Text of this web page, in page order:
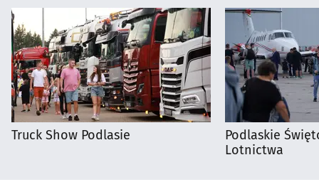
Truck Show Podlasie
Podlaskie
Lotnictwa